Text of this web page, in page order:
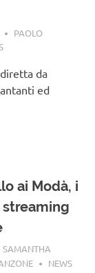
PAOLO
da
ed
ai Modà, i
SAMANTHA
NEWS